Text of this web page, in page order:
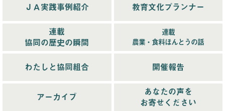
2025年1月配信(6)
2025年3月配信(4)
2025年5月配信(6)
2025年10月配信
ＪＡ実践事例紹介 教育文化プランナー
連載
協同の歴史の瞬間
連載
農業・食料ほんとうの話
わたしと協同組合 開催報告
アーカイブ
あなたの声を
お寄せください